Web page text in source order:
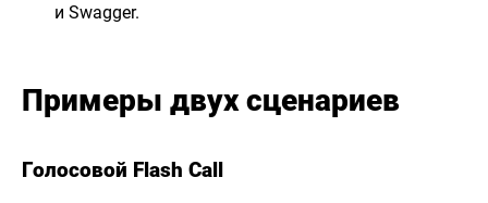
и Swagger.
Примеры двух сценариев
Голосовой Flash Call